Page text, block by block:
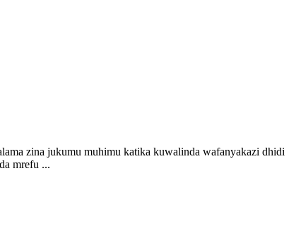
zina jukumu muhimu katika kuwalinda wafanyakazi dhidi
mrefu ...